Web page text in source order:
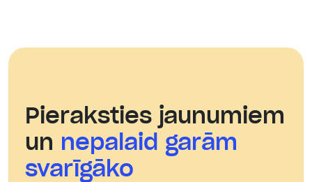
Pieraksties jaunumiem
un nepalaid garām
svarīgāko